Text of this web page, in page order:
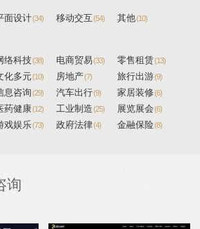
博客
面设计(34) 移动交互(54) 其他(10)
络科技(38) 电商贸易(33) 零售租赁(13)
化多元(10) 房地产(7) 旅行出游(9)
息咨询(29) 汽车出行(9) 家居装修(6)
药健康(12) 工业制造(25) 展览展会(6)
戏娱乐(73) 政府法律(4) 金融保险(8)
询